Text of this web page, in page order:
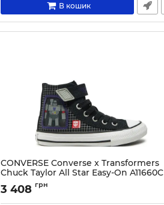
В кошик
CONVERSE Converse x Transformers
Chuck Taylor All Star Easy-On A11660C
Артикул:
3 408 грн